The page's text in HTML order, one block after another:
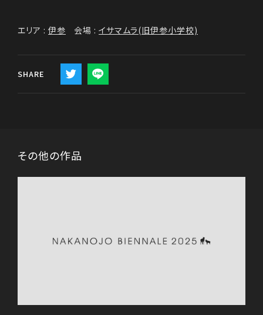
エリア : 伊参 会場 : イサマムラ(旧伊参小学校)
SHARE
その他の作品